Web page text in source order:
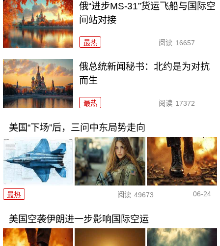
俄“进步MS-31”货运飞船与国际空
间站对接
最热 阅读 16657
俄总统新闻秘书：北约是为对抗
而生
最热 阅读 17372
美国“下场”后，三问中东局势走向
最热 阅读 49673 06-24
美国空袭伊朗进一步影响国际空运